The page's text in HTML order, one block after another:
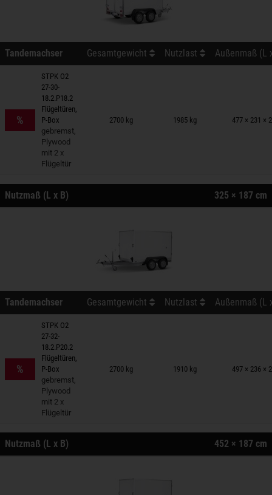
Tandemachser Gesamtgewicht Nutzlast Außenmaß (L
%
STPK O2
27-30-
18.2.P18.2
Flügeltüren,
P-Box
gebremst,
Plywood
mit 2 x
Flügeltür
2700 kg 1985 kg 477 × 231 ×
auf Merkzettel
Nutzmaß (L x B) 325 × 187 cm
Tandemachser Gesamtgewicht Nutzlast Außenmaß (L
%
STPK O2
27-32-
18.2.P20.2
Flügeltüren,
P-Box
gebremst,
Plywood
mit 2 x
Flügeltür
2700 kg 1910 kg 497 × 236 ×
auf Merkzettel
Nutzmaß (L x B) 452 × 187 cm